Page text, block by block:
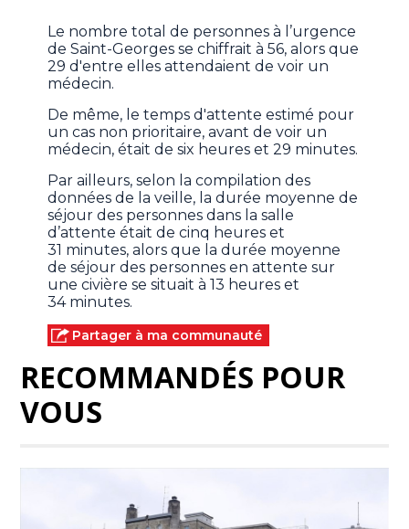
Le nombre total de personnes à l’urgence
de Saint-Georges se chiffrait à 56, alors que
29 d'entre elles attendaient de voir un
médecin.
De même, le temps d'attente estimé pour
un cas non prioritaire, avant de voir un
médecin, était de six heures et 29 minutes.
Par ailleurs, selon la compilation des
données de la veille, la durée moyenne de
séjour des personnes dans la salle
d’attente était de cinq heures et
31 minutes, alors que la durée moyenne
de séjour des personnes en attente sur
une civière se situait à 13 heures et
34 minutes.
Partager à ma communauté
RECOMMANDÉS POUR
VOUS